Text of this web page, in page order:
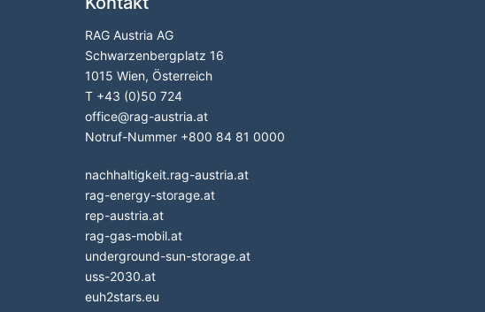
RAG Austria AG
Schwarzenbergplatz 16
1015 Wien, Österreich
T +43 (0)50 724
office@rag-austria.at
Notruf-Nummer +800 84 81 0000
nachhaltigkeit.rag-austria.at
rag-energy-storage.at
rep-austria.at
rag-gas-mobil.at
underground-sun-storage.at
uss-2030.at
euh2stars.eu